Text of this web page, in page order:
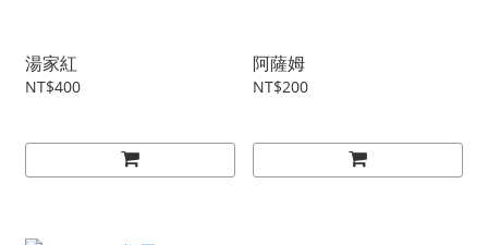
湯家紅
NT$400
阿薩姆
NT$200